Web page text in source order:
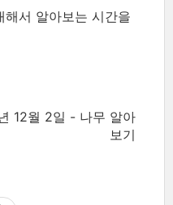
서 알아보는 시간을
12월 2일 - 나무 알아
보기